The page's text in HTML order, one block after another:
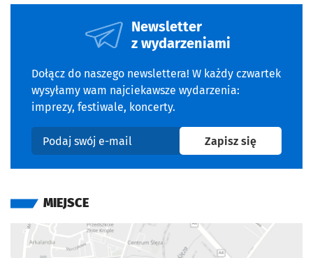
Newsletter
z wydarzeniami
Dołącz do naszego newslettera! W każdy czwartek
wysyłamy wam najciekawsze wydarzenia:
imprezy, festiwale, koncerty.
Podaj swój e-mail
Zapisz sięna
MIEJSCE